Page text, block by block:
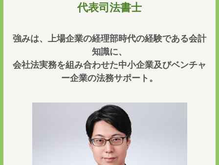
代表司法書士
強みは、上場企業の経理部時代の経験である会計
知識に、
会社法実務を組み合わせた中小企業及びベンチャ
ー企業の法務サポート。